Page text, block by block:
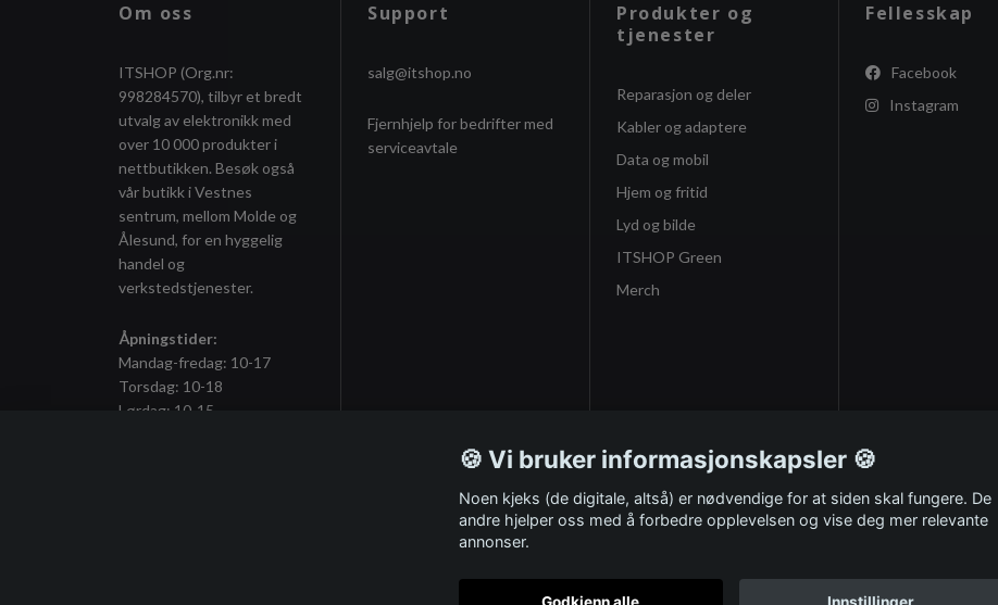
Om oss
ITSHOP (Org.nr:
998284570), tilbyr et bredt
utvalg av elektronikk med
over 10 000 produkter i
nettbutikken. Besøk også
vår butikk i Vestnes
sentrum, mellom Molde og
Ålesund, for en hyggelig
handel og
verkstedstjenester.
Åpningstider:
Mandag-fredag: 10-17
Torsdag: 10-18
Lørdag: 10-15
Support
salg@itshop.no
Fjernhjelp for bedrifter med
serviceavtale
Produkter og
tjenester
Reparasjon og deler
Kabler og adaptere
Data og mobil
Hjem og fritid
Lyd og bilde
ITSHOP Green
Merch
Fellesskap
Facebook
Instagram
🍪 Vi bruker informasjonskapsler 🍪
Noen kjeks (de digitale, altså) er nødvendige for at siden skal fungere. De
andre hjelper oss med å forbedre opplevelsen og vise deg mer relevante
annonser.